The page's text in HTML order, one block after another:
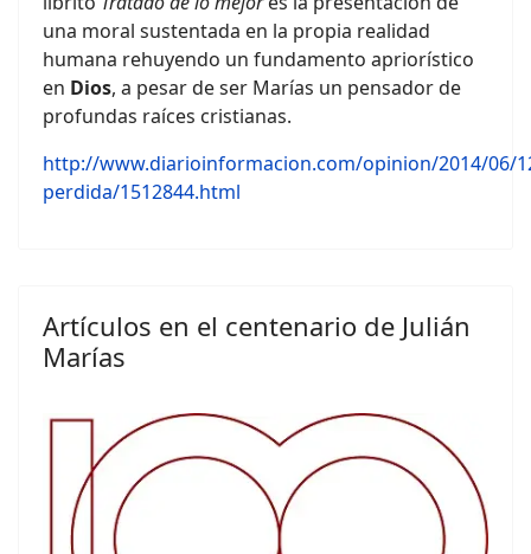
una moral sustentada en la propia realidad
humana rehuyendo un fundamento apriorístico
en Dios, a pesar de ser Marías un pensador de
profundas raíces cristianas.
http://www.diarioinformacion.com/opinion/2014/06/
perdida/1512844.html
Artículos en el centenario de Julián
Marías